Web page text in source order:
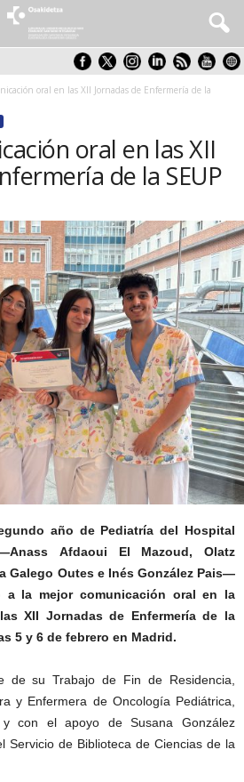
oral en las XII Jornadas de Enfermería de la
oral en las XII
de la SEUP
año de Pediatría del Hospital
Afdaoui El Mazoud, Olatz
Galego Outes e Inés González Pais—
a la mejor comunicación oral en la
XII Jornadas de Enfermería de la
5 y 6 de febrero en Madrid.
de su Trabajo de Fin de Residencia,
y Enfermera de Oncología Pediátrica,
y con el apoyo de Susana González
Servicio de Biblioteca de Ciencias de la